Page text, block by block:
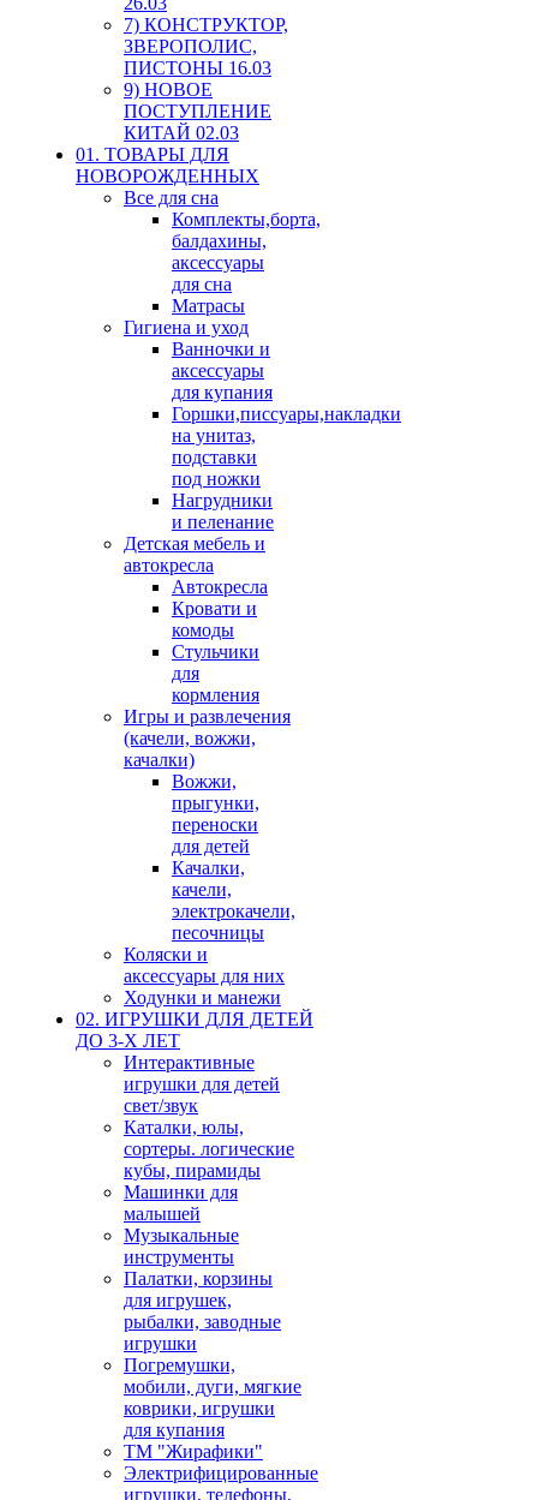
7) КОНСТРУКТОР,
ЗВЕРОПОЛИС,
ПИСТОНЫ 16.03
9) НОВОЕ
ПОСТУПЛЕНИЕ
КИТАЙ 02.03
01. ТОВАРЫ ДЛЯ
НОВОРОЖДЕННЫХ
Все для сна
Комплекты,борта,
балдахины,
аксессуары
для сна
Матрасы
Гигиена и уход
Ванночки и
аксессуары
для купания
Горшки,писсуары,накладки
на унитаз,
подставки
под ножки
Нагрудники
и пеленание
Детская мебель и
автокресла
Автокресла
Кровати и
комоды
Стульчики
для
кормления
Игры и развлечения
(качели, вожжи,
качалки)
Вожжи,
прыгунки,
переноски
для детей
Качалки,
качели,
электрокачели,
песочницы
Коляски и
аксессуары для них
Ходунки и манежи
02. ИГРУШКИ ДЛЯ ДЕТЕЙ
ДО 3-Х ЛЕТ
Интерактивные
игрушки для детей
свет/звук
Каталки, юлы,
сортеры. логические
кубы, пирамиды
Машинки для
малышей
Музыкальные
инструменты
Палатки, корзины
для игрушек,
рыбалки, заводные
игрушки
Погремушки,
мобили, дуги, мягкие
коврики, игрушки
для купания
ТМ "Жирафики"
Электрифицированные
игрушки, телефоны,